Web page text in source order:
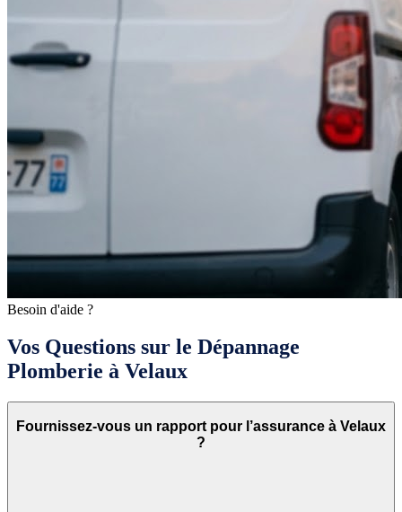
Besoin d'aide ?
Vos Questions sur le Dépannage
Plomberie à Velaux
Fournissez-vous un rapport pour l’assurance à Velaux
?